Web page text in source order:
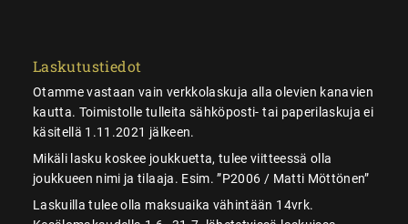
Laskutustiedot
Otamme vastaan vain verkkolaskuja alla olevien kanavien
kautta. Toimistolle tulleita sähköposti- tai paperilaskuja ei
käsitellä 1.11.2021 jälkeen.
Mikäli lasku koskee joukkuetta, tulee viitteessä olla
joukkueen nimi ja tilaaja. Esim. ”P2006 / Matti Möttönen”
Laskuilla tulee olla maksuaika vähintään 14vrk.